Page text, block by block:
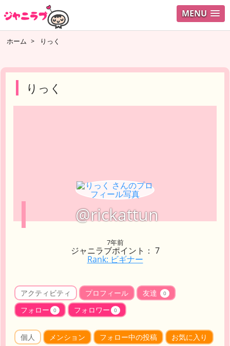
MENU ログイ
ホーム > りっく
りっく
@rickattun
7年前
ジャニラブポイント： 7
Rank: ビギナー
アクティビティ プロフィール 友達 0
フォロー 0 フォロワー 0
個人 メンション フォロー中の投稿
お気に入り